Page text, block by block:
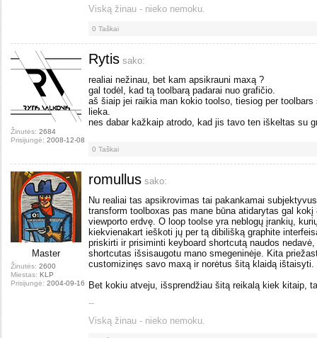
Viską žinau - nieko nemoku.
0 Taškai
Žinutės: 2684
Prisijungė: 2008-12-08
Rytis sako:
realiai nežinau, bet kam apsikrauni maxą ?
gal todėl, kad tą toolbarą padarai nuo grafičio.
aš šiaip jei raikia man kokio toolso, tiesiog per
lieka.
nes dabar kažkaip atrodo, kad jis tavo ten iškeltas su
0 Taškai
Master
Žinutės: 2600
Miestas: KLP
Prisijungė: 2004-09-16
romullus sako:
Nu realiai tas apsikrovimas tai pakankamai
transform toolboxas pas mane būna atidarytas gal
viewporto erdvę. O loop toolse yra neblogų įrankių,
kiekvienakart ieškoti jų per tą dibilišką graphite
priskirti ir prisiminti keyboard shortcutą naudos
shortcutas išsisaugotu mano smegeninėje. Kita
customizinęs savo maxą ir norėtus šitą klaidą ištaisyti.
Bet kokiu atveju, išsprendžiau šitą reikalą kiek kitaip,
--
Viską žinau - nieko nemoku.